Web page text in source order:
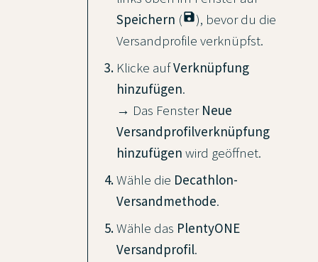
Speichern (save), bevor du die
Versandprofile verknüpfst.
Klicke aufVerknüpfung
hinzufügen.
→ Das Fenster Neue
Versandprofilverknüpfung
hinzufügen wird geöffnet.
Wähle die Decathlon-
Versandmethode.
Wähle das PlentyONE
Versandprofil.